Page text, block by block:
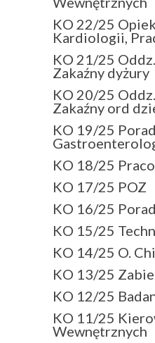
KO 22/25
Kardiologii,
KO 21/25
Zakaźny dyżury
KO 20/25
Zakaźny ord
KO 19/25
KO 18/25
KO 17/25 POZ
KO 16/25
KO 15/25
KO 14/25 O.
KO 13/25
KO 12/25
KO 11/25
Wewnętrznych